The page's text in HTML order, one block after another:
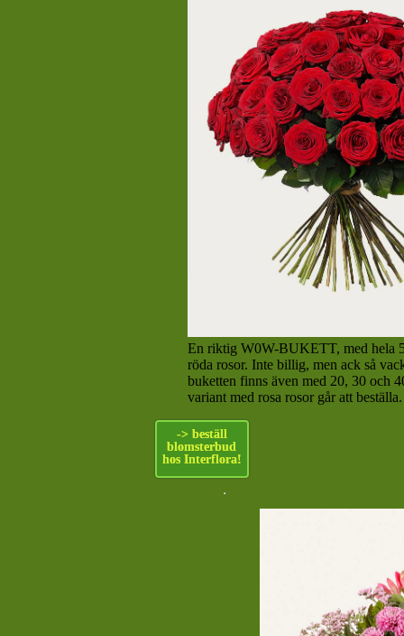
En riktig W0W-BUKETT, med hela
röda rosor. Inte billig, men ack så
buketten finns även med 20, 30 och
variant med rosa rosor går att beställa.
-> beställ
blomsterbud
hos Interflora!